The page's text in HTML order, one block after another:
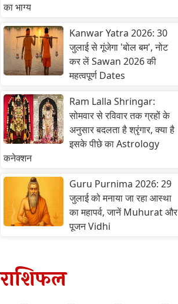
का भाग्य
Kanwar Yatra 2026: 30
जुलाई से गूंजेगा 'बोल बम', नोट
कर लें Sawan 2026 की
महत्वपूर्ण Dates
Ram Lalla Shringar:
सोमवार से रविवार तक ग्रहों के
अनुसार बदलता है श्रृंगार, क्या है
इसके पीछे का Astrology
कनेक्शन
Guru Purnima 2026: 29
जुलाई को मनाया जा रहा आस्था
का महापर्व, जानें Muhurat और
पूजन Vidhi
राशिफल